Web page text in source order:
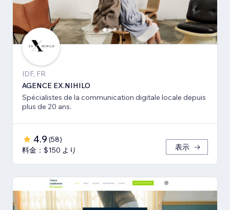
IDF, FR
AGENCE EX.NIHILO
Spécialistes de la communication digitale locale depuis
plus de 20 ans.
4.9 (58)
料金：$150 より
表示